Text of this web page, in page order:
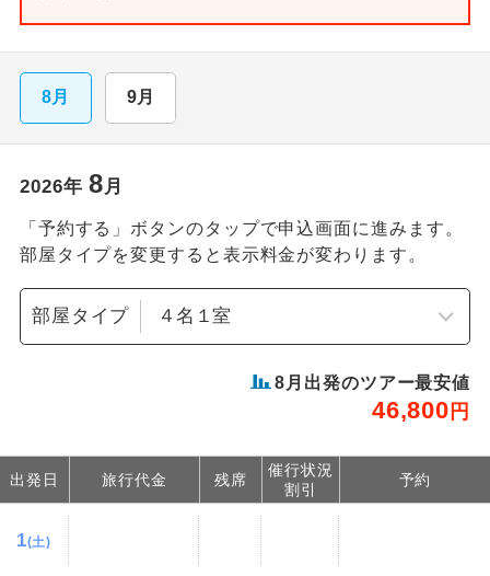
8月 9月
2026年 8月
「予約する」ボタンのタップで申込画面に進みます。
部屋タイプを変更すると表示料金が変わります。
部屋タイプ
8 月出発のツアー最安値
46,800 円
出発日 旅行代金 残席
催行状況
割引
予約
1(土)